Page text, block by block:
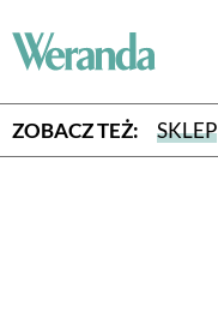
ZOBACZ TEŻ: SKLEP